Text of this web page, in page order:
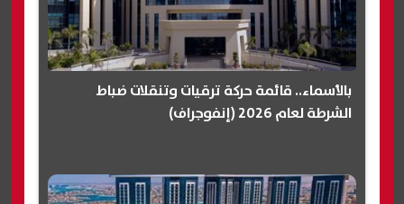
بالأسماء.. قائمة حركة ترقيات وتنقلات ضباط
الشرطة لعام 2026 (إنفوجراف)